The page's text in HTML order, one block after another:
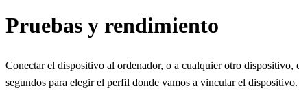
Pruebas y rendimiento
Conectar el dispositivo al ordenador, o a cualquier otro
segundos para elegir el perfil donde vamos a vincular el